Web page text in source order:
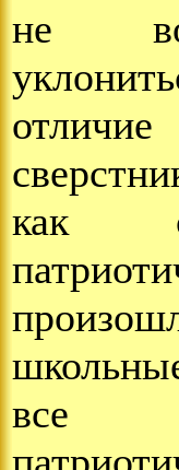
не
как
все